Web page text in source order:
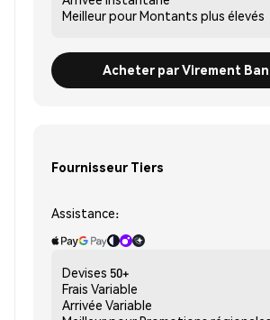
Meilleur pourMontants plus élevés
Acheter par Virement
Fournisseur Tiers
Assistance:
Devises 50+
Frais Variable
Arrivée Variable